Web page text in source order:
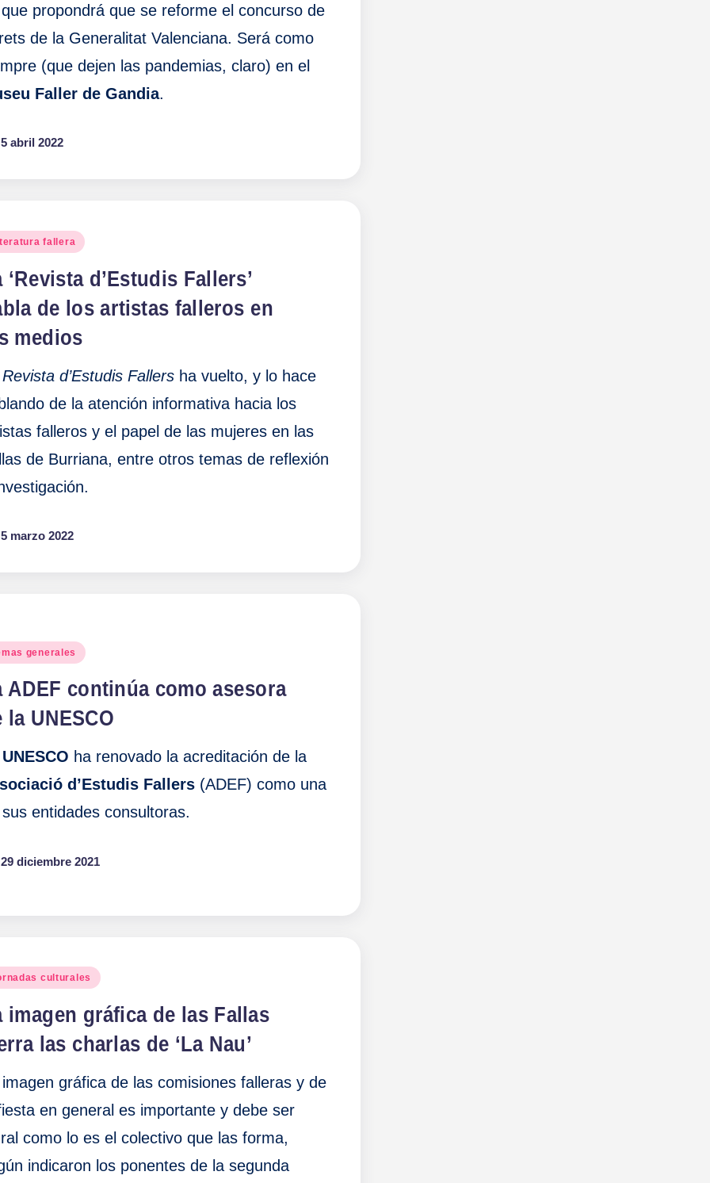
propondrá que se reforme el concurso de
de la Generalitat Valenciana. Será como
(que dejen las pandemias, claro) en el
Faller de Gandia.
5 abril 2022
fallera
‘Revista d’Estudis Fallers’
de los artistas falleros en
medios
Revista d’Estudis Fallers ha vuelto, y lo hace
de la atención informativa hacia los
falleros y el papel de las mujeres en las
de Burriana, entre otros temas de reflexión
5 marzo 2022
generales
ADEF continúa como asesora
la UNESCO
UNESCO ha renovado la acreditación de la
d’Estudis Fallers (ADEF) como una
entidades consultoras.
29 diciembre 2021
culturales
imagen gráfica de las Fallas
las charlas de ‘La Nau’
gráfica de las comisiones falleras y de
en general es importante y debe ser
como lo es el colectivo que las forma,
indicaron los ponentes de la segunda